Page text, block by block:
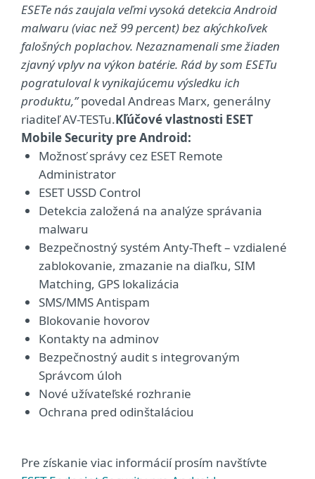
ESETe nás zaujala veľmi vysoká detekcia Android
malwaru (viac než 99 percent) bez akýchkoľvek
falošných poplachov. Nezaznamenali sme žiaden
zjavný vplyv na výkon batérie. Rád by som ESETu
pogratuloval k vynikajúcemu výsledku ich
produktu,”povedal Andreas Marx, generálny
riaditeľ AV-TESTu.Kľúčové vlastnosti ESET
Mobile Security pre Android:
Možnosť správy cez ESET Remote
Administrator
ESET USSD Control
Detekcia založená na analýze správania
malwaru
Bezpečnostný systém Anty-Theft – vzdialené
zablokovanie, zmazanie na diaľku, SIM
Matching, GPS lokalizácia
SMS/MMS Antispam
Blokovanie hovorov
Kontakty na adminov
Bezpečnostný audit s integrovaným
Správcom úloh
Nové užívateľské rozhranie
Ochrana pred odinštaláciou
Pre získanie viac informácií prosím navštívte